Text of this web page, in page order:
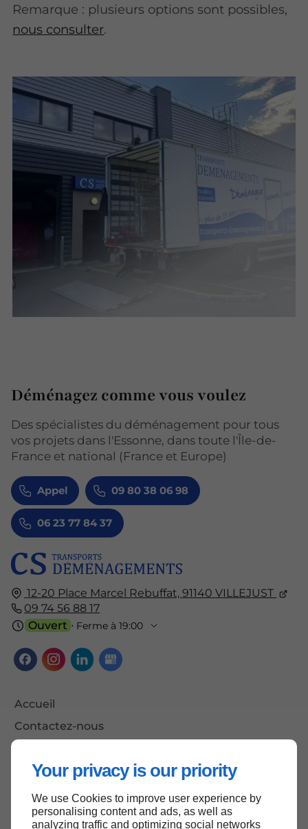
Your privacy is our priority
We use Cookies to improve user experience by
personalising content and ads, as well as
analyzing traffic and optimizing social networks
Remarque : plusieurs options sont possibles,
nous consulter.
12-20 Place Marcel Rebuffat,91140 VILLEJUST
09 74 56 88 17
Ouvert ⋅ Ferme à 19:00
Accueil
Contactez-nous
Plan du site
Déménagez comme vous voulez
Des spécialistes du déménagement pour tous
vos projets dans l'Essonne, dans toute l'Île-de-
France et national (France et Europe)
Appel 09 80 38 06 98
06 23 77 84 37